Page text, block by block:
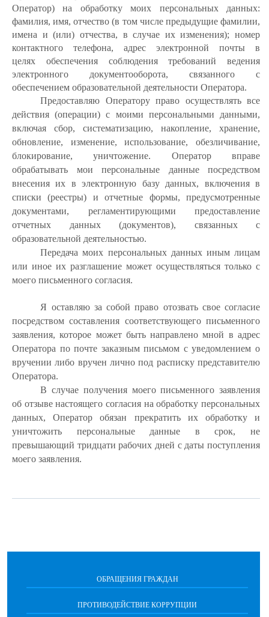
Оператор) на обработку моих персональных данных:
фамилия, имя, отчество (в том числе предыдущие фамилии,
имена и (или) отчества, в случае их изменения); номер
контактного телефона, адрес электронной почты
в
целях обеспечения соблюдения требований ведения
электронного документооборота, связанного с
обеспечением образовательной деятельности Оператора.
Предоставляю Оператору право осуществлять все
действия (операции) с моими персональными данными,
включая сбор, систематизацию, накопление, хранение,
обновление, изменение, использование, обезличивание,
блокирование, уничтожение. Оператор вправе
обрабатывать мои персональные данные посредством
внесения их в электронную базу данных, включения в
списки (реестры) и отчетные формы, предусмотренные
документами, регламентирующими предоставление
отчетных данных (документов), связанных с
образовательной деятельностью.
Передача моих персональных данных иным лицам
или иное их разглашение может осуществляться только с
моего письменного согласия.
Я оставляю за собой право отозвать свое согласие
посредством составления соответствующего письменного
заявления, которое может быть направлено мной в адрес
Оператора по почте заказным письмом с уведомлением о
вручении либо вручен лично под расписку представителю
Оператора.
В случае получения моего письменного заявления
об отзыве настоящего согласия на обработку персональных
данных, Оператор обязан прекратить их обработку и
уничтожить персональные данные в срок, не
превышающий тридцати рабочих дней с даты поступления
моего заявления.
ОБРАЩЕНИЯ ГРАЖДАН
ПРОТИВОДЕЙСТВИЕ КОРРУПЦИИ